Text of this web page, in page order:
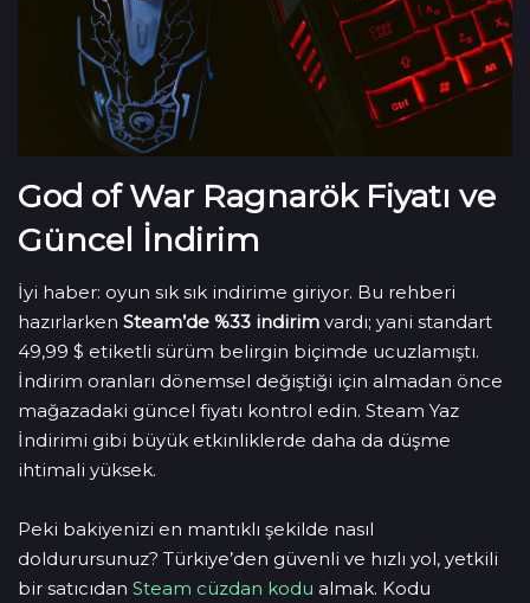
God of War Ragnarök Fiyatı ve
Güncel İndirim
İyi haber: oyun sık sık indirime giriyor. Bu rehberi
hazırlarken Steam’de %33 indirim vardı; yani standart
49,99 $ etiketli sürüm belirgin biçimde ucuzlamıştı.
İndirim oranları dönemsel değiştiği için almadan önce
mağazadaki güncel fiyatı kontrol edin. Steam Yaz
İndirimi gibi büyük etkinliklerde daha da düşme
ihtimali yüksek.
Peki bakiyenizi en mantıklı şekilde nasıl
doldurursunuz? Türkiye’den güvenli ve hızlı yol, yetkili
bir satıcıdan Steam cüzdan kodu almak. Kodu